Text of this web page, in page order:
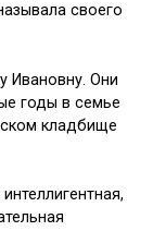
своего
Ивановну. Они
годы в семье
кладбище